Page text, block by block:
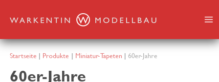
Inhalt
Startseite Produkte Miniatur-Tapeten 60er-Jahre
60er-Jahre